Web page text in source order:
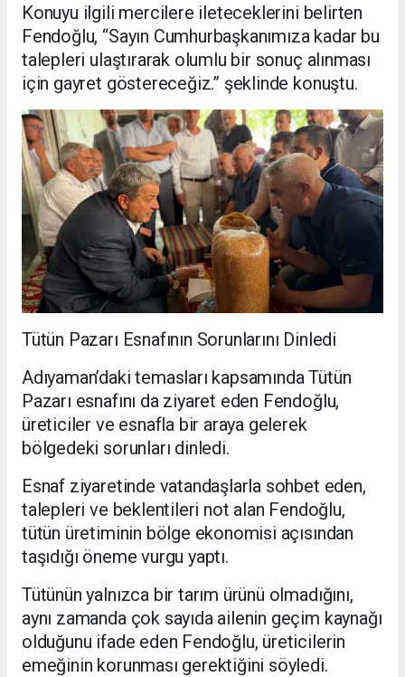
Konuyu ilgili mercilere ileteceklerini belirten
Fendoğlu, “Sayın Cumhurbaşkanımıza kadar bu
talepleri ulaştırarak olumlu bir sonuç alınması
için gayret göstereceğiz.” şeklinde konuştu.
Tütün Pazarı Esnafının Sorunlarını Dinledi
Adıyaman’daki temasları kapsamında Tütün
Pazarı esnafını da ziyaret eden Fendoğlu,
üreticiler ve esnafla bir araya gelerek
bölgedeki sorunları dinledi.
Esnaf ziyaretinde vatandaşlarla sohbet eden,
talepleri ve beklentileri not alan Fendoğlu,
tütün üretiminin bölge ekonomisi açısından
taşıdığı öneme vurgu yaptı.
Tütünün yalnızca bir tarım ürünü olmadığını,
aynı zamanda çok sayıda ailenin geçim kaynağı
olduğunu ifade eden Fendoğlu, üreticilerin
emeğinin korunması gerektiğini söyledi.